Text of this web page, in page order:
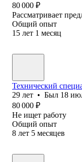
80 000 ₽
Рассматривает
Общий опыт
15 лет 1 месяц
Технический
29 лет • Был 18
80 000 ₽
Не ищет работу
Общий опыт
8 лет 5 месяцев